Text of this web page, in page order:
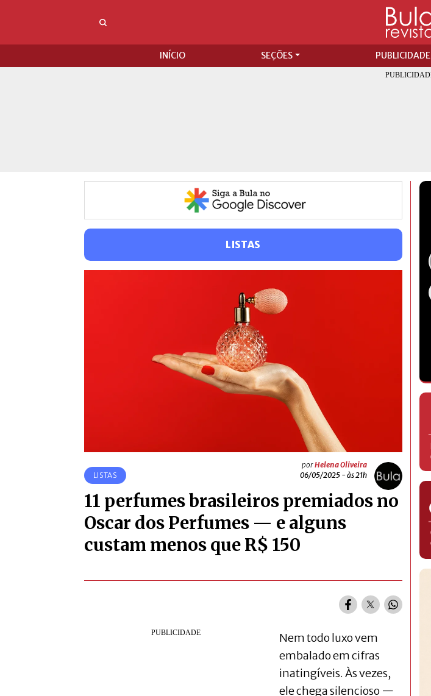
INÍCIO SEÇÕES PUBLICIDADE
LISTAS
LISTAS
porHelena Oliveira
06/05/2025 - às 21h
11 perfumes brasileiros premiados no
Oscar dos Perfumes — e alguns
custam menos que R$ 150
Nem todo luxo vem
embalado em cifras
inatingíveis. Às vezes,
ele chega silencioso —